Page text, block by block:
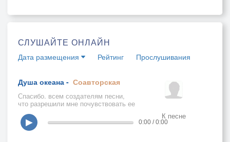
СЛУШАЙТЕ ОНЛАЙН
Дата размещения Рейтинг Прослушивания
Душа океана - Соавторская
Спасибо. всем создателям песни,
что разрешили мне почувствовать ее
энергию... К песне
▶ 0:00 / 0:00